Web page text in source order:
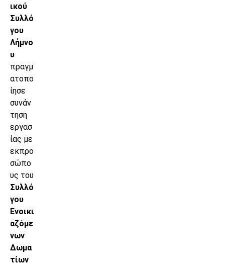
ικού
Συλλό
γου
Λήμνο
υ
πραγμ
ατοπο
ίησε
συνάν
τηση
εργασ
ίας με
εκπρο
σώπο
υς του
Συλλό
γου
Ενοικι
αζόμε
νων
Δωμα
τίων